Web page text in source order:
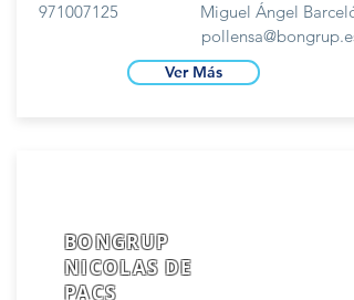
971007125
Miguel Ángel Barceló
pollensa@bongrup.es
Ver Más
BONGRUP
NICOLAS DE
PACS